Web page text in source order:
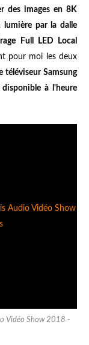
des images en 8K
lumière par la dalle
Full LED Local
pour moi les deux
téléviseur Samsung
à l'heure
Vidéo Show 2018 -